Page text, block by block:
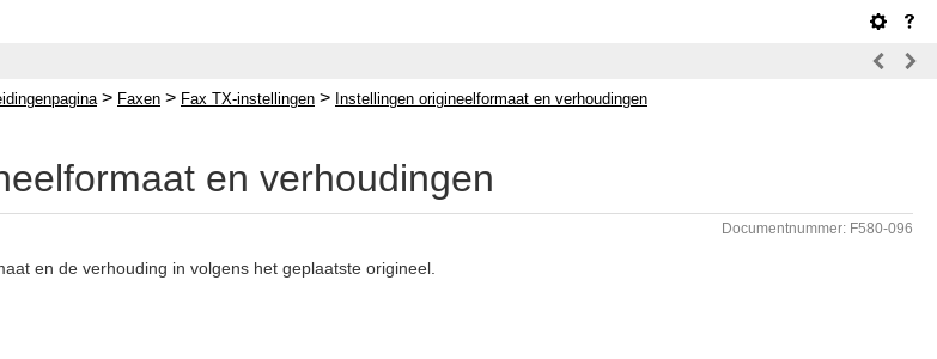
> Faxen > Fax TX-instellingen > Instellingen origineelformaat en verhoudingen
en verhoudingen
Documentnummer: F580-096
en de verhouding in volgens het geplaatste origineel.